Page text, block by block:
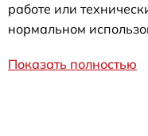
работе или
нормальном
Показать полностью